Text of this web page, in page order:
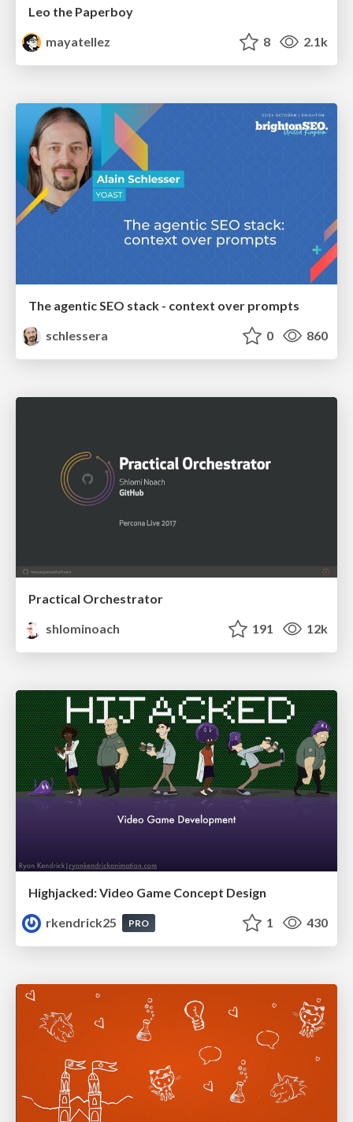
Leo the Paperboy
mayatellez
8 2.1k
The agentic SEO stack - context over prompts
schlessera
0 860
Practical Orchestrator
shlominoach
191 12k
Highjacked: Video Game Concept Design
rkendrick25
PRO 1 430